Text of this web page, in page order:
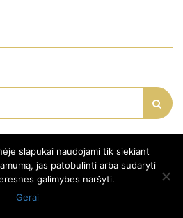
slapukai naudojami tik siekiant
jas patobulinti arba sudaryti
galimybes naršyti.
Gerai